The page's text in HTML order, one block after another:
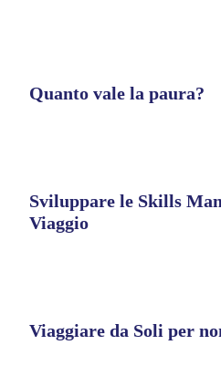
Quanto vale la paura?
Sviluppare le Skills
Viaggio
Viaggiare da Soli per